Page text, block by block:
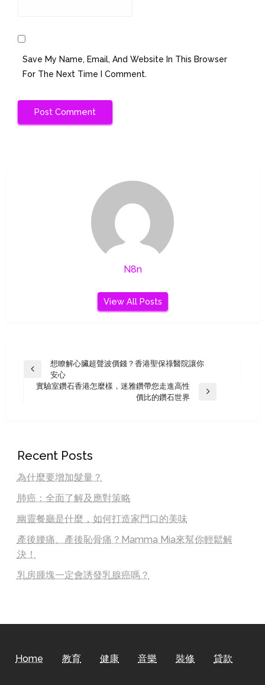
Save My Name, Email, And Website In This Browser
For The Next Time I Comment.
N8n
View All Posts
Post
Navigation
Previous
Post
想瞭解心臟超聲波價錢？香港聖保祿醫院讓你
安心
實驗室鑽石香港怎麼樣，迷雅鑽帶您走進高性
價比的鑽石世界
Recent Posts
為什麼要增加髮量？
肺癌：全面了解及應對策略
幽靈餐廳是什麼，如何打造家門口的美味
產後腰痛、產後恥骨痛？Mamma Mia來幫你輕鬆解
決！
乳房腫塊一定會誘發乳腺癌嗎？
Home 教育 健康 音樂 裝修 貸款